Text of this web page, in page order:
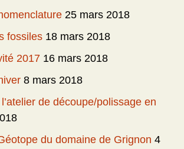
25 mars 2018
fossiles 18 mars 2018
2017 16 mars 2018
8 mars 2018
de découpe/polissage en
du domaine de Grignon 4